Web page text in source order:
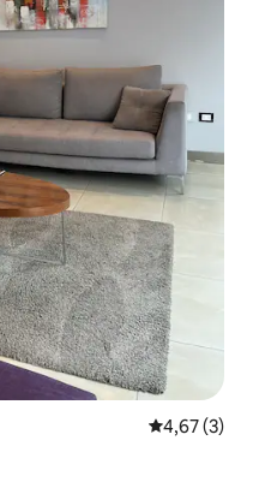
4,67 de
4,67 (3)